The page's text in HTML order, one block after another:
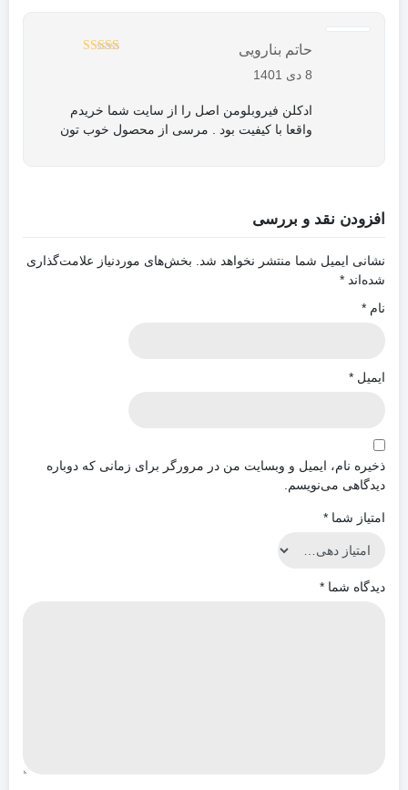
حاتم بنارویی
8 دی 1401
ادکلن فیروبلومن اصل را از سایت شما خریدم
واقعا با کیفیت بود . مرسی از محصول خوب تون
افزودن نقد و بررسی
نشانی ایمیل شما منتشر نخواهد شد.
بخش‌های موردنیاز علامت‌گذاری
شده‌اند *
نام *
ایمیل *
ذخیره نام، ایمیل و وبسایت من در مرورگر برای زمانی که دوباره
دیدگاهی می‌نویسم.
امتیاز شما *
دیدگاه شما *